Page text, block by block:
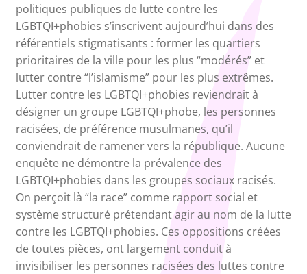
politiques publiques de lutte contre les
LGBTQI+phobies s’inscrivent aujourd’hui dans des
référentiels stigmatisants : former les quartiers
prioritaires de la ville pour les plus “modérés” et
lutter contre “l’islamisme” pour les plus extrêmes.
Lutter contre les LGBTQI+phobies reviendrait à
désigner un groupe LGBTQI+phobe, les personnes
racisées, de préférence musulmanes, qu’il
conviendrait de ramener vers la république. Aucune
enquête ne démontre la prévalence des
LGBTQI+phobies dans les groupes sociaux racisés.
On perçoit là “la race” comme rapport social et
système structuré prétendant agir au nom de la lutte
contre les LGBTQI+phobies. Ces oppositions créées
de toutes pièces, ont largement conduit à
invisibiliser les personnes racisées des luttes contre